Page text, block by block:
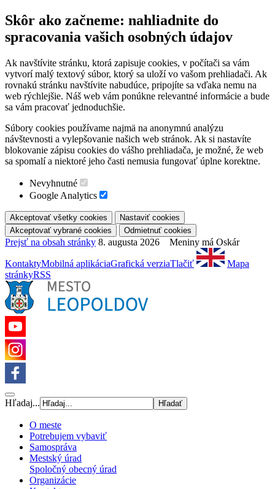
Skôr ako začneme: nahliadnite do
spracovania vašich osobných údajov
Ak navštívite stránku, ktorá zapisuje cookies, v počítači sa vám
vytvorí malý textový súbor, ktorý sa uloží vo vašom prehliadači. Ak
rovnakú stránku navštívite nabudúce, pripojíte sa vďaka nemu na
web rýchlejšie. Náš web vám ponúkne relevantné informácie a bude
sa vám pracovať jednoduchšie.
Súbory cookies používame najmä na anonymnú analýzu
návštevnosti a vylepšovanie našich web stránok. Ak si nastavíte
blokovanie zápisu cookies do vášho prehliadača, je možné, že web
sa spomalí a niektoré jeho časti nemusia fungovať úplne korektne.
Nevyhnutné
Google Analytics
Prejsť na obsah stránky 8. augusta 2026 Meniny má Oskár
KontaktyMobilná aplikáciaGrafická verziaTlačiť
Mapa
stránkyRSS
Hľadaj...
O meste
Potrebujem vybaviť
Samospráva
Mestský úrad
Spoločný obecný úrad
Organizácie